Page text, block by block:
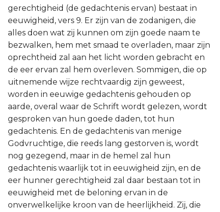
gerechtigheid (de gedachtenis ervan) bestaat in
eeuwigheid, vers 9. Er zijn van de zodanigen, die
alles doen wat zij kunnen om zijn goede naam te
bezwalken, hem met smaad te overladen, maar zijn
oprechtheid zal aan het licht worden gebracht en
de eer ervan zal hem overleven. Sommigen, die op
uitnemende wijze rechtvaardig zijn geweest,
worden in eeuwige gedachtenis gehouden op
aarde, overal waar de Schrift wordt gelezen, wordt
gesproken van hun goede daden, tot hun
gedachtenis. En de gedachtenis van menige
Godvruchtige, die reeds lang gestorven is, wordt
nog gezegend, maar in de hemel zal hun
gedachtenis waarlijk tot in eeuwigheid zijn, en de
eer hunner gerechtigheid zal daar bestaan tot in
eeuwigheid met de beloning ervan in de
onverwelkelijke kroon van de heerlijkheid. Zij, die